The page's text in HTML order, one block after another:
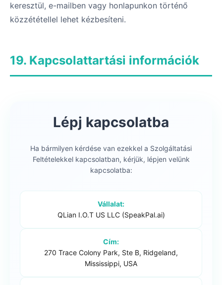
keresztül, e-mailben vagy honlapunkon történő
közzététellel lehet kézbesíteni.
19. Kapcsolattartási információk
Lépj kapcsolatba
Ha bármilyen kérdése van ezekkel a Szolgáltatási
Feltételekkel kapcsolatban, kérjük, lépjen velünk
kapcsolatba:
Vállalat:
QLian I.O.T US LLC (SpeakPal.ai)
Cím:
270 Trace Colony Park, Ste B, Ridgeland,
Mississippi, USA